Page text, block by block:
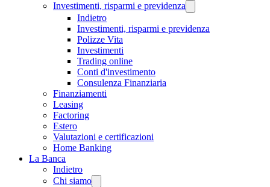
Investimenti, risparmi e previdenza
Indietro
Investimenti, risparmi e previdenza
Polizze Vita
Investimenti
Trading online
Conti d'investimento
Consulenza Finanziaria
Finanziamenti
Leasing
Factoring
Estero
Valutazioni e certificazioni
Home Banking
La Banca
Indietro
Chi siamo